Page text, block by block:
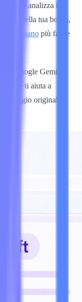
Lynote analizza il
della tua bozza,
umano più facile
o Google Gemini
ti aiuta a
originale, i